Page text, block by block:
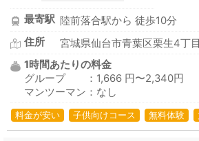
最寄駅 陸前落合駅から 徒歩10分
住所
宮城県仙台市青葉区栗生4丁
1時間あたりの料金
グループ ：1,666 円〜2,340円
マンツーマン：なし
料金が安い 子供向けコース 無料体験